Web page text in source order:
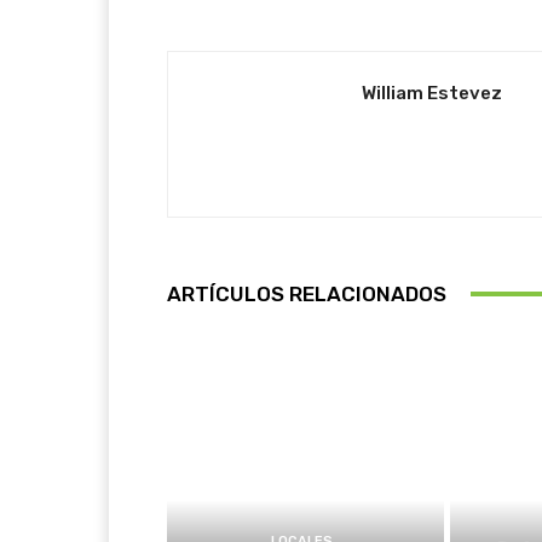
William Estevez
ARTÍCULOS RELACIONADOS